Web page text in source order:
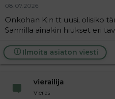
08.07.2026
Onkohan K:n tt uusi, olisiko
Sannilla ainakin hiukset eri
Ilmoita asiaton viesti
vierailija
Vieras